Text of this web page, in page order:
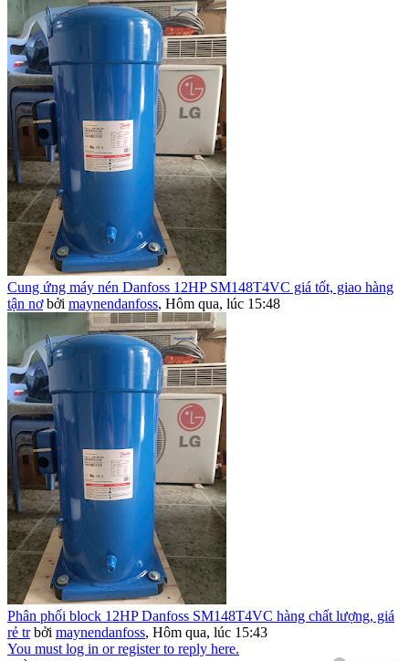
Cung ứng máy nén Danfoss 12HP SM148T4VC giá tốt, giao hàng
tận nơ bởi maynendanfoss, Hôm qua, lúc 15:48
Phân phối block 12HP Danfoss SM148T4VC hàng chất lượng, giá
rẻ tr bởi maynendanfoss, Hôm qua, lúc 15:43
You must log in or register to reply here.